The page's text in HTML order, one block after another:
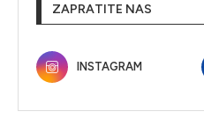
ZAPRATITE NAS
INSTAGRAM